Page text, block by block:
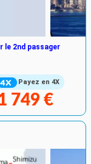
Payez en 4X
le 2nd passager
749 €